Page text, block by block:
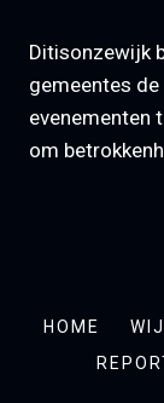
Ditisonzewijk
gemeentes
evenementen
om
HOME